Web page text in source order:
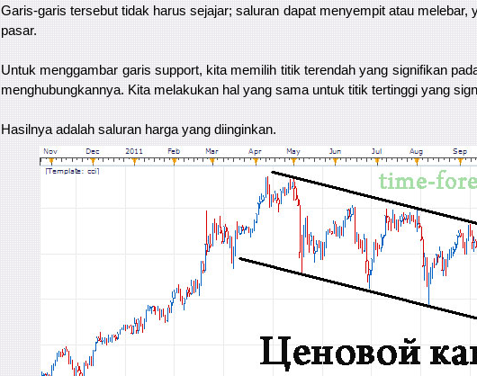
Garis-garis tersebut tidak harus sejajar; saluran dapat menyempit atau melebar,
pasar.
Untuk menggambar garis support, kita memilih titik terendah yang signifikan
menghubungkannya. Kita melakukan hal yang sama untuk titik tertinggi yang
Hasilnya adalah saluran harga yang diinginkan.